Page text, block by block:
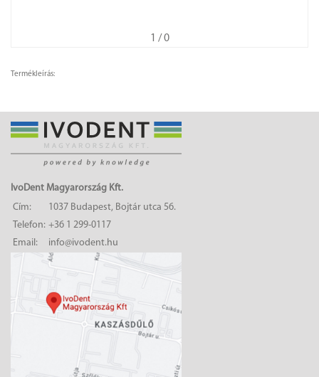
1 / 0
Termékleírás:
IvoDent Magyarország Kft.
Cím:
1037 Budapest, Bojtár utca 56.
Telefon: +36 1 299-0117
Email:
info@ivodent.hu